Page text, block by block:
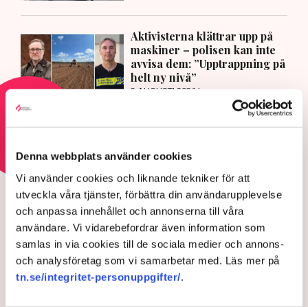
Denna webbplats använder cookies
Vi använder cookies och liknande tekniker för att
utveckla våra tjänster, förbättra din användarupplevelse
och anpassa innehållet och annonserna till våra
användare. Vi vidarebefordrar även information som
samlas in via cookies till de sociala medier och annons-
och analysföretag som vi samarbetar med. Läs mer på
tn.se/integritet-personuppgifter/.
Aktivisterna klättrar upp på
maskiner – polisen kan inte
avvisa dem: ”Upptrappning på
helt ny nivå”
3 AUGUSTI 2026 |
Läs mer om hoten mot äganderätten
HOTEN MOT ÄGANDERÄTTEN
Aktivisterna klättrar upp på
maskiner – polisen kan inte
avvisa dem: ”Upptrappning
på helt ny nivå”